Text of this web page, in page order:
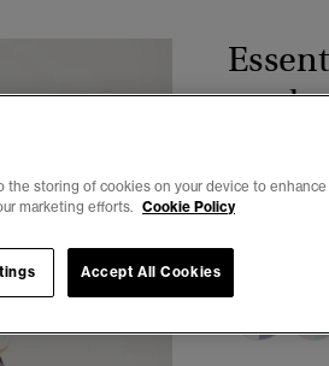
med
kr
Du sparar 50 %
the storing of cookies on your device to
marketing efforts. Cookie Policy
Accept All Cookies